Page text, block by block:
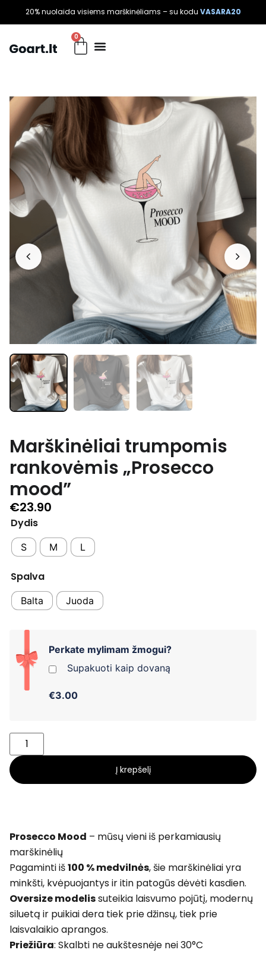
20% nuolaida visiems marškinėliams – su kodu VASARA20
0
Marškinėliai trumpomis
rankovėmis „Prosecco
mood”
€23.90
Dydis
S M L
Spalva
Balta Juoda
Perkate mylimam žmogui?
Supakuoti kaip dovaną
€3.00
Į krepšelį
Prosecco Mood – mūsų vieni iš perkamiausių
marškinėlių
Pagaminti iš100 % medvilnės, šie marškinėliai yra
minkšti, kvėpuojantys ir itin patogūs dėvėti kasdien.
Oversize modelissuteikia laisvumo pojūtį, modernų
siluetą ir puikiai dera tiek prie džinsų, tiek prie
laisvalaikio aprangos.
Priežiūra: Skalbti ne aukštesnėje nei 30°C